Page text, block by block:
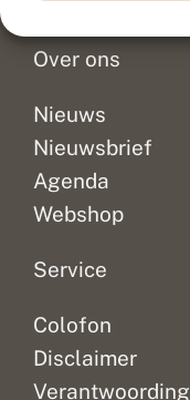
Over ons
Nieuws
Nieuwsbrief
Agenda
Webshop
Service
Colofon
Disclaimer
Verantwoording